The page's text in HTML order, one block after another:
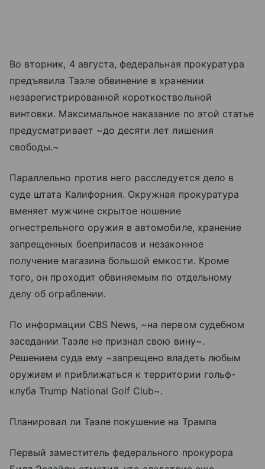
Во вторник, 4 августа, федеральная прокуратура
предъявила Таэле обвинение в хранении
незарегистрированной короткоствольной
винтовки. Максимальное наказание по этой статье
предусматривает ~до десяти лет лишения
свободы.~
Параллельно против него расследуется дело в
суде штата Калифорния. Окружная прокуратура
вменяет мужчине скрытое ношение
огнестрельного оружия в автомобиле, хранение
запрещенных боеприпасов и незаконное
получение магазина большой емкости. Кроме
того, он проходит обвиняемым по отдельному
делу об ограблении.
По информации CBS News, ~на первом судебном
заседании Таэле не признал свою вину~.
Решением суда ему ~запрещено владеть любым
оружием и приближаться к территории гольф-
клуба Trump National Golf Club~.
Планировал ли Таэле покушение на Трампа
Первый заместитель федерального прокурора